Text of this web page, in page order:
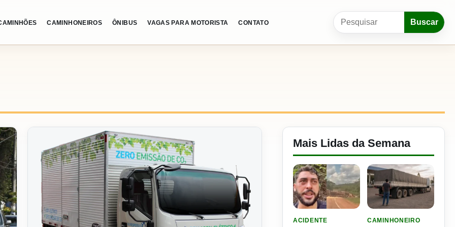
CAMINHONEIROS ÔNIBUS VAGAS PARA MOTORISTA CONTATO
Pesquisar por:
Buscar
Mais Lidas da Semana
ACIDENTE
CAMINHONEIRO